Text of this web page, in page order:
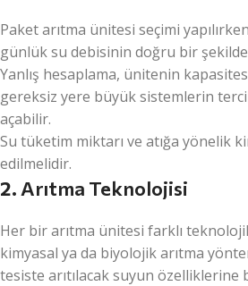
Paket arıtma ünitesi seçimi
günlük su debisinin doğru bir şekilde
Yanlış hesaplama, ünitenin
gereksiz yere büyük sistemlerin
açabilir.
Su tüketim miktarı ve atığa yönelik
edilmelidir.
2. Arıtma Teknolojisi
Her bir arıtma ünitesi farklı
kimyasal ya da biyolojik arıtma
tesiste arıtılacak suyun özelliklerine